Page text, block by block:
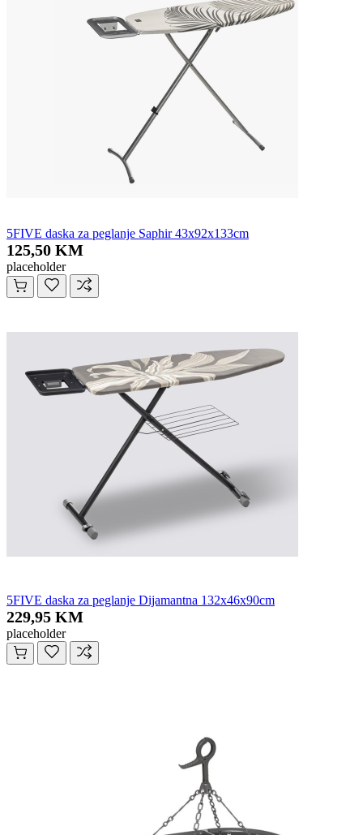
5FIVE daska za peglanje Saphir 43x92x133cm
125,50 KM
placeholder
5FIVE daska za peglanje Dijamantna 132x46x90cm
229,95 KM
placeholder